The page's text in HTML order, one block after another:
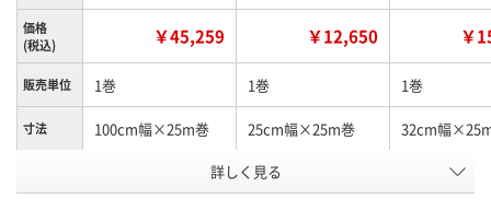
価格
(税込)
￥45,259 ￥12,650 ￥
販売単位 1巻 1巻 1巻
寸法 100cm幅×25m巻 25cm幅×25m巻 32cm幅
EW96909 EW96896
詳しく見る